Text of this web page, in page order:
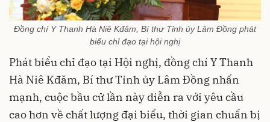
Đồng chí Y Thanh Hà Niê Kđăm, Bí thư Tỉnh ủy Lâm Đồng phát
biểu chỉ đạo tại hội nghị
Phát biểu chỉ đạo tại Hội nghị, đồng chí Y Thanh
Hà Niê Kđăm, Bí thư Tỉnh ủy Lâm Đồng nhấn
mạnh, cuộc bầu cử lần này diễn ra với yêu cầu
cao hơn về chất lượng đại biểu, thời gian chuẩn bị